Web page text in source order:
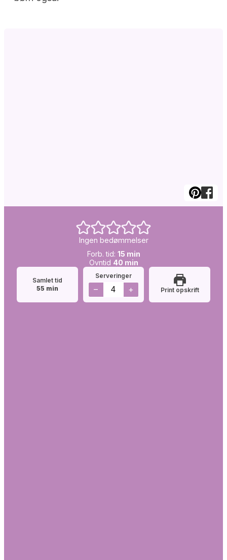
Ingen bedømmelser
Forb.
tid:
Forb. tid: 15minutter
min
Simretid:
Ovntid 40minutter
min
Samlet tid
55minutter
min
Serveringer
– + Print opskrift